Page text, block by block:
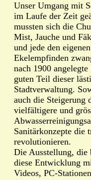
Unser Umgang mit
im Laufe der Zeit
mussten sich die
Mist, Jauche und
und jede den
Ekelempfinden
nach 1900
guten Teil dieser
Stadtverwaltung.
auch die Steigerung
vielfältigere und
Sanitärkonzepte die
revolutionieren.
Die Ausstellung,
diese Entwicklung
Videos, PC-